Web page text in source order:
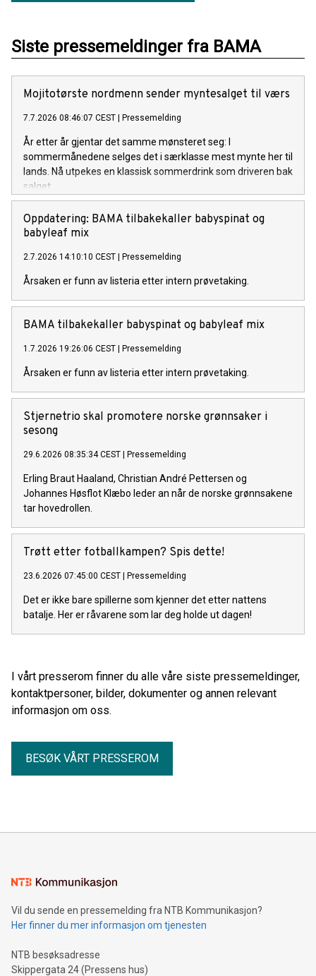
Siste pressemeldinger fra BAMA
Mojitotørste nordmenn sender myntesalget til værs
7.7.2026 08:46:07 CEST Pressemelding
År etter år gjentar det samme mønsteret seg: I
sommermånedene selges det i særklasse mest mynte her til
lands. Nå utpekes en klassisk sommerdrink som driveren bak
salget.
Oppdatering: BAMA tilbakekaller babyspinat og
babyleaf mix
2.7.2026 14:10:10 CEST Pressemelding
Årsaken er funn av listeria etter intern prøvetaking.
BAMA tilbakekaller babyspinat og babyleaf mix
1.7.2026 19:26:06 CEST Pressemelding
Årsaken er funn av listeria etter intern prøvetaking.
Stjernetrio skal promotere norske grønnsaker i
sesong
29.6.2026 08:35:34 CEST Pressemelding
Erling Braut Haaland, Christian André Pettersen og
Johannes Høsflot Klæbo leder an når de norske grønnsakene
tar hovedrollen.
Trøtt etter fotballkampen? Spis dette!
23.6.2026 07:45:00 CEST Pressemelding
Det er ikke bare spillerne som kjenner det etter nattens
batalje. Her er råvarene som lar deg holde ut dagen!
I vårt presserom finner du alle våre siste pressemeldinger,
kontaktpersoner, bilder, dokumenter og annen relevant
informasjon om oss.
BESØK VÅRT PRESSEROM
Vil du sende en pressemelding fra NTB Kommunikasjon?
Her finner du mer informasjon om tjenesten
NTB besøksadresse
Skippergata 24 (Pressens hus)